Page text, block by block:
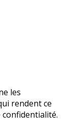
les
rendent ce